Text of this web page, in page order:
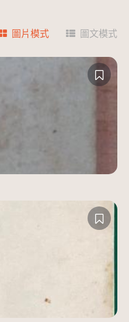
圖片模式 圖文模式